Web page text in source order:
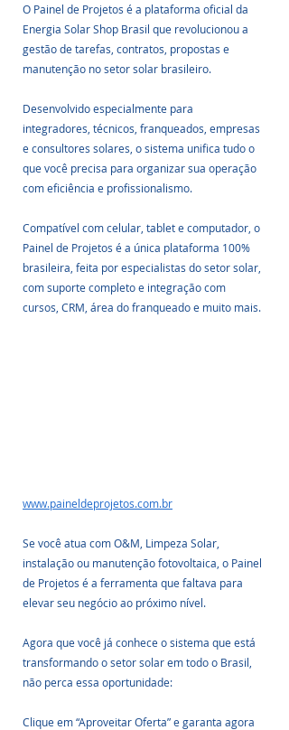
O Painel de Projetos é a plataforma oficial da
Energia Solar Shop Brasil que revolucionou a
gestão de tarefas, contratos, propostas e
manutenção no setor solar brasileiro.
Desenvolvido especialmente para
integradores, técnicos, franqueados, empresas
e consultores solares, o sistema unifica tudo o
que você precisa para organizar sua operação
com eficiência e profissionalismo.
Compatível com celular, tablet e computador, o
Painel de Projetos é a única plataforma 100%
brasileira, feita por especialistas do setor solar,
com suporte completo e integração com
cursos, CRM, área do franqueado e muito mais.
www.paineldeprojetos.com.br
Se você atua com O&M, Limpeza Solar,
instalação ou manutenção fotovoltaica, o Painel
de Projetos é a ferramenta que faltava para
elevar seu negócio ao próximo nível.
Agora que você já conhece o sistema que está
transformando o setor solar em todo o Brasil,
não perca essa oportunidade:
Clique em “Aproveitar Oferta” e garanta agora